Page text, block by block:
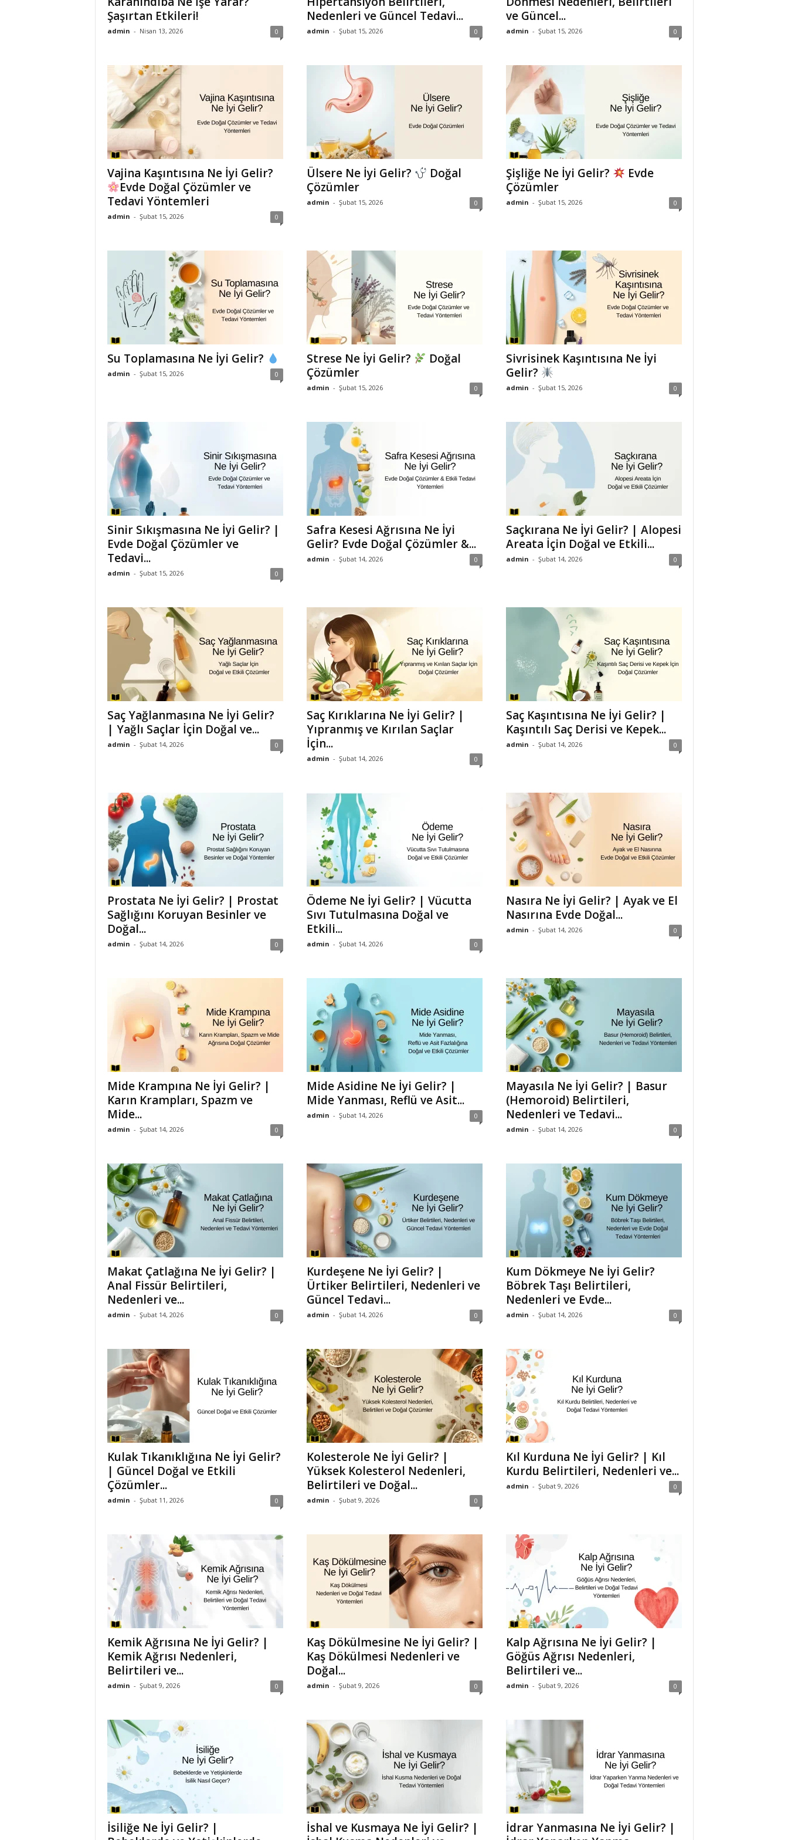
Şaşırtan Etkileri!
admin - Nisan 13, 2026 0
Nedenleri ve Güncel Tedavi...
admin - Şubat 15, 2026 0
ve Güncel...
admin - Şubat 15, 2026 0
Vajina Kaşıntısına Ne İyi Gelir?
Evde Doğal Çözümler ve
Tedavi Yöntemleri
admin - Şubat 15, 2026 0
Ülsere Ne İyi Gelir?
Doğal
Çözümler
admin - Şubat 15, 2026 0
Şişliğe Ne İyi Gelir?
Evde
Çözümler
admin - Şubat 15, 2026 0
Su Toplamasına Ne İyi Gelir?
admin - Şubat 15, 2026 0
Strese Ne İyi Gelir?
Doğal
Çözümler
admin - Şubat 15, 2026 0
Sivrisinek Kaşıntısına Ne İyi
Gelir?
admin - Şubat 15, 2026 0
Sinir Sıkışmasına Ne İyi Gelir? |
Evde Doğal Çözümler ve
Tedavi...
admin - Şubat 15, 2026 0
Safra Kesesi Ağrısına Ne İyi
Gelir? Evde Doğal Çözümler &...
admin - Şubat 14, 2026 0
Saçkırana Ne İyi Gelir? | Alopesi
Areata İçin Doğal ve Etkili...
admin - Şubat 14, 2026 0
Saç Yağlanmasına Ne İyi Gelir?
| Yağlı Saçlar İçin Doğal ve...
admin - Şubat 14, 2026 0
Saç Kırıklarına Ne İyi Gelir? |
Yıpranmış ve Kırılan Saçlar
İçin...
admin - Şubat 14, 2026 0
Saç Kaşıntısına Ne İyi Gelir? |
Kaşıntılı Saç Derisi ve Kepek...
admin - Şubat 14, 2026 0
Prostata Ne İyi Gelir? | Prostat
Sağlığını Koruyan Besinler ve
Doğal...
admin - Şubat 14, 2026 0
Ödeme Ne İyi Gelir? | Vücutta
Sıvı Tutulmasına Doğal ve
Etkili...
admin - Şubat 14, 2026 0
Nasıra Ne İyi Gelir? | Ayak ve El
Nasırına Evde Doğal...
admin - Şubat 14, 2026 0
Mide Krampına Ne İyi Gelir? |
Karın Krampları, Spazm ve
Mide...
admin - Şubat 14, 2026 0
Mide Asidine Ne İyi Gelir? |
Mide Yanması, Reflü ve Asit...
admin - Şubat 14, 2026 0
Mayasıla Ne İyi Gelir? | Basur
(Hemoroid) Belirtileri,
Nedenleri ve Tedavi...
admin - Şubat 14, 2026 0
Makat Çatlağına Ne İyi Gelir? |
Anal Fissür Belirtileri,
Nedenleri ve...
admin - Şubat 14, 2026 0
Kurdeşene Ne İyi Gelir? |
Ürtiker Belirtileri, Nedenleri ve
Güncel Tedavi...
admin - Şubat 14, 2026 0
Kum Dökmeye Ne İyi Gelir?
Böbrek Taşı Belirtileri,
Nedenleri ve Evde...
admin - Şubat 14, 2026 0
Kulak Tıkanıklığına Ne İyi Gelir?
| Güncel Doğal ve Etkili
Çözümler...
admin - Şubat 11, 2026 0
Kolesterole Ne İyi Gelir? |
Yüksek Kolesterol Nedenleri,
Belirtileri ve Doğal...
admin - Şubat 9, 2026 0
Kıl Kurduna Ne İyi Gelir? | Kıl
Kurdu Belirtileri, Nedenleri ve...
admin - Şubat 9, 2026 0
Kemik Ağrısına Ne İyi Gelir? |
Kemik Ağrısı Nedenleri,
Belirtileri ve...
admin - Şubat 9, 2026 0
Kaş Dökülmesine Ne İyi Gelir? |
Kaş Dökülmesi Nedenleri ve
Doğal...
admin - Şubat 9, 2026 0
Kalp Ağrısına Ne İyi Gelir? |
Göğüs Ağrısı Nedenleri,
Belirtileri ve...
admin - Şubat 9, 2026 0
İsiliğe Ne İyi Gelir? |
İshal ve Kusmaya Ne İyi Gelir? |
İdrar Yanmasına Ne İyi Gelir? |